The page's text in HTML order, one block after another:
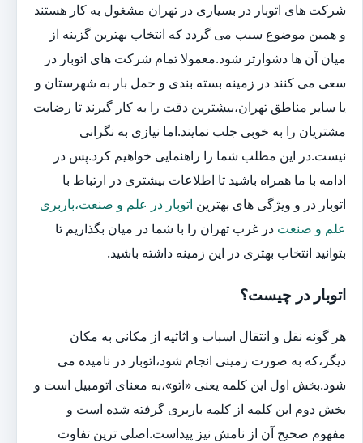
شرکت های اتوبار در بسیاری در تهران مشغول به کار هستند
و همین موضوع سبب می گردد که انتخاب بهترین گزینه از
میان آن ها دشوارتر شود.معمولا تمام شرکت های اتوبار در
سعی می کنند در زمینه بسته بندی و حمل بار به شهرستان و
یا سایر مناطق تهران،بیشترین دقت را به کار گیرند تا رضایت
مشتریان را به خوبی جلب نمایند.اما نیازی به نگرانی
نیست.در این مطلب شما را راهنمایی خواهیم کرد.پس در
ادامه با ما همراه باشید تا اطلاعات بیشتری در ارتباط با
اتوبار در و ویژگی های بهترین اتوبار در علم و صنعت،باربری
علم و صنعت در غرب تهران را با شما در میان بگذاریم تا
بتوانید انتخاب بهتری در این زمینه داشته باشید.
اتوبار در چیست؟
هر گونه نقل و انتقال اسباب و اثاثیه از مکانی به مکان
دیگر،که به صورت زمینی انجام شود،اتوبار در نامیده می
شود.بخش اول این کلمه یعنی «اتو»،به معنای اتومبیل است و
بخش دوم این کلمه از کلمه باربری گرفته شده است و
مفهوم صحیح آن از نامش نیز پیداست.اصلی ترین تفاوت